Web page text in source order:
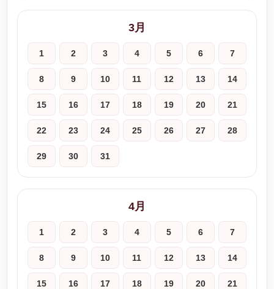
3月
1 2 3 4 5 6 7
8 9 10 11 12 13 14
15 16 17 18 19 20 21
22 23 24 25 26 27 28
29 30 31
4月
1 2 3 4 5 6 7
8 9 10 11 12 13 14
15 16 17 18 19 20 21